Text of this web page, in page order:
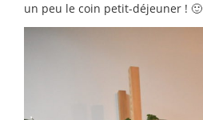
un peu le coin petit-déjeuner ! 🙂